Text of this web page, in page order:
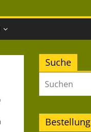
Suche
Bestellung